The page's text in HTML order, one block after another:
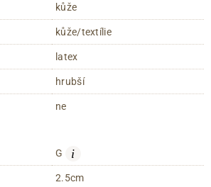
kůže
kůže/textílie
latex
hrubší
ne
G i
2.5cm